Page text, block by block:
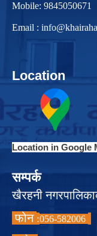
Mobile: 9845050671
Email :
Location
Location in Google
सम्पर्क
खैरहनी
फोन :